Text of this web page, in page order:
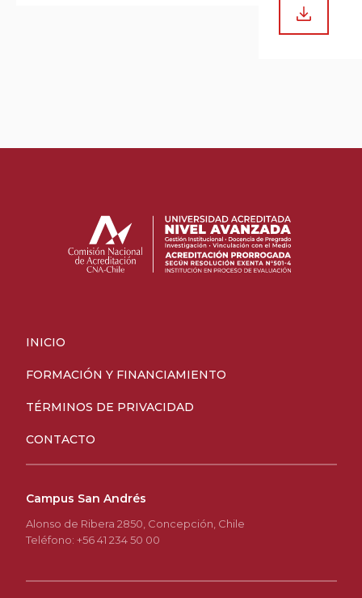
INICIO
FORMACIÓN Y FINANCIAMIENTO
TÉRMINOS DE PRIVACIDAD
CONTACTO
Campus San Andrés
Alonso de Ribera 2850, Concepción, Chile
Teléfono: +56 41 234 50 00